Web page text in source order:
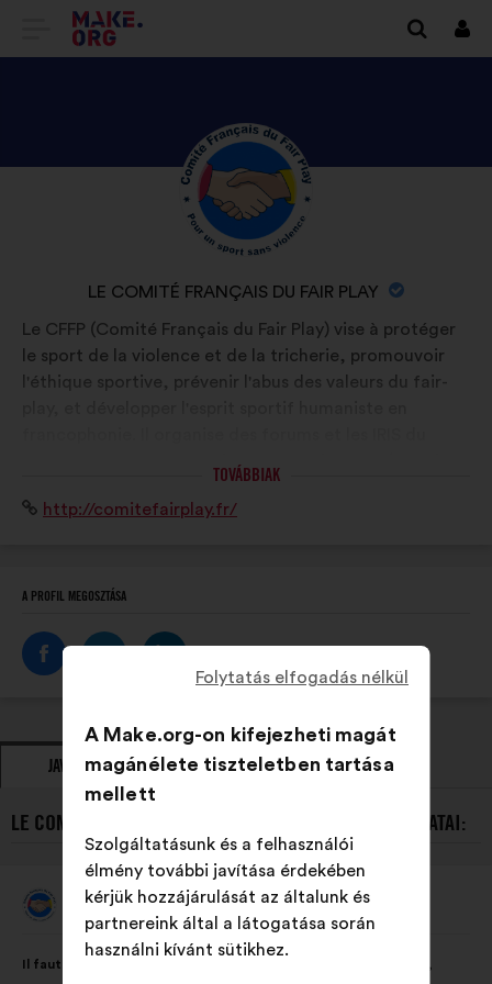
TOVÁBB
MAKE.ORG
FŐOLDALÁRA
NÉZZE
MEG
LE
DU
FAIR
SZERVEZET
NEVE:
LE COMITÉ FRANÇAIS DU FAIR PLAY
Önéletrajz:
Le CFFP (Comité Français du Fair Play) vise à protéger
le sport de la violence et de la tricherie, promouvoir
l'éthique sportive, prévenir l'abus des valeurs du fair-
sport pour récompenser les acteurs du sport (sportifs,
exemplaire en fair-play.
TOVÁBBIAK
Weboldal:
http://comitefairplay.fr/
A PROFIL MEGOSZTÁSA
JAVASLATOK ÁLLÁSFOGLALÁSOK
LE COMITÉ FRANÇAIS DU FAIR PLAY LEGÚJABB JAVASLATAI:
A
Le Comité Français Du Fair Play
javaslat
Il faut dès l’école promouvoir les valeurs du sport : excellence,
következő
Folytatás elfogadás nélkül
A Make.org-on kifejezheti magát
magánélete tiszteletben tartása
mellett
Szolgáltatásunk és a felhasználói
élmény további javítása érdekében
kérjük hozzájárulását az általunk és
partnereink által a látogatása során
használni kívánt sütikhez.